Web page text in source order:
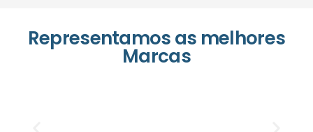
Representamos as melhores
Marcas